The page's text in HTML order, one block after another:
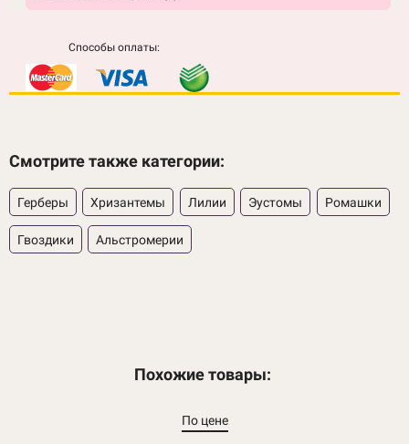
Способы оплаты:
Смотрите также категории:
Герберы Хризантемы Лилии Эустомы Ромашки
Гвоздики Альстромерии
Похожие товары:
По цене